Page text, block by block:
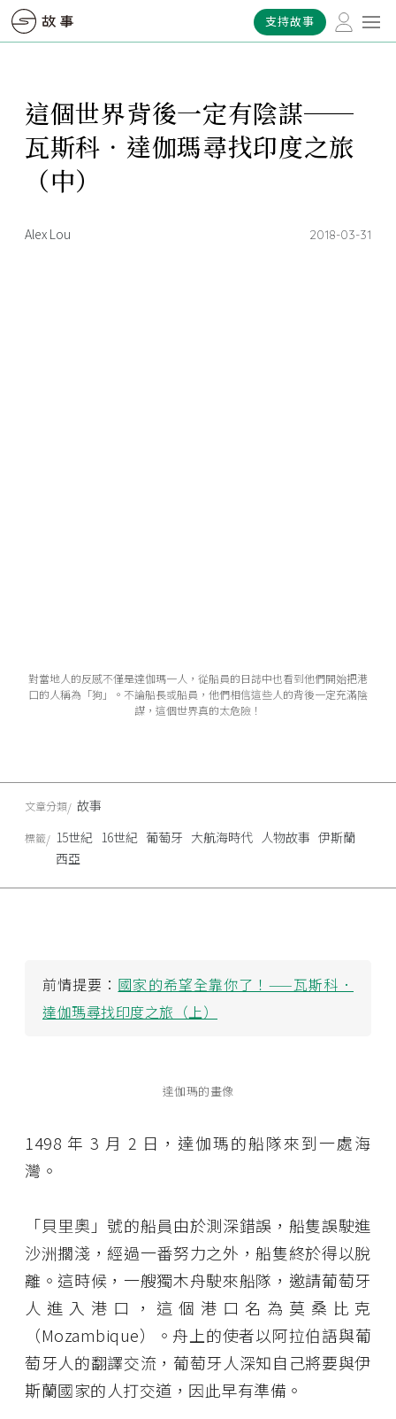
支持故事
這個世界背後一定有陰謀──
瓦斯科．達伽瑪尋找印度之旅
（中）
Alex Lou 2018-03-31
對當地人的反感不僅是達伽瑪一人，從船員的日誌中也看到他們開始把港
口的人稱為「狗」。不論船長或船員，他們相信這些人的背後一定充滿陰
謀，這個世界真的太危險！
前情提要： 國家的希望全靠你了！——瓦斯科．
達伽瑪尋找印度之旅（上）
達伽瑪的畫像
1498 年 3 月 2 日，達伽瑪的船隊來到一處海
灣。
「貝里奧」號的船員由於測深錯誤，船隻誤駛進
沙洲擱淺，經過一番努力之外，船隻終於得以脫
離。這時候，一艘獨木舟駛來船隊，邀請葡萄牙
人進入港口，這個港口名為莫桑比克
（Mozambique）。舟上的使者以阿拉伯語與葡
萄牙人的翻譯交流，葡萄牙人深知自己將要與伊
斯蘭國家的人打交道，因此早有準備。
文章分類 故事
標籤 15世紀 16世紀 葡萄牙 大航海時代 人物故事 伊斯蘭
西亞